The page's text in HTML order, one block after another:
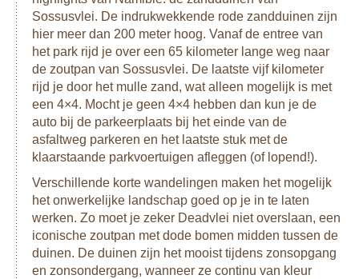
Sossusvlei. De indrukwekkende rode zandduinen zijn
hier meer dan 200 meter hoog. Vanaf de entree van
het park rijd je over een 65 kilometer lange weg naar
de zoutpan van Sossusvlei. De laatste vijf kilometer
rijd je door het mulle zand, wat alleen mogelijk is met
een 4×4. Mocht je geen 4×4 hebben dan kun je de
auto bij de parkeerplaats bij het einde van de
asfaltweg parkeren en het laatste stuk met de
klaarstaande parkvoertuigen afleggen (of lopend!).
Verschillende korte wandelingen maken het mogelijk
het onwerkelijke landschap goed op je in te laten
werken. Zo moet je zeker Deadvlei niet overslaan, een
iconische zoutpan met dode bomen midden tussen de
duinen. De duinen zijn het mooist tijdens zonsopgang
en zonsondergang, wanneer ze continu van kleur